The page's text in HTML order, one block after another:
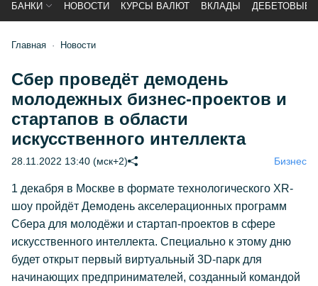
БАНКИ НОВОСТИ КУРСЫ ВАЛЮТ ВКЛАДЫ ДЕБЕТОВЫЕ
Главная Новости
Сбер проведёт демодень
молодежных бизнес-проектов и
стартапов в области
искусственного интеллекта
28.11.2022 13:40 (мск+2) Бизнес
1 декабря в Москве в формате технологического XR-
шоу пройдёт Демодень акселерационных программ
Сбера для молодёжи и стартап-проектов в сфере
искусственного интеллекта. Специально к этому дню
будет открыт первый виртуальный 3D-парк для
начинающих предпринимателей, созданный командой